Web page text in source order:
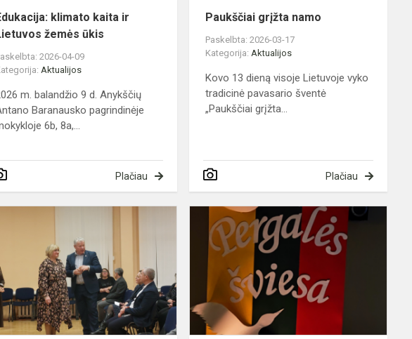
klimato kaita ir
žemės ūkis
2026-04-09
Aktualijos
m. balandžio 9 d. Anykščių
Baranausko pagrindinėje
6b, 8a,...
Plačiau
Paukščiai grįžta namo
Paskelbta: 2026-03-17
Kategorija:Aktualijos
Kovo 13 dieną visoje Lietuvoje vyko
tradicinė pavasario šventė
„Paukščiai grįžta...
Plačiau
susitikimas
mokykloje